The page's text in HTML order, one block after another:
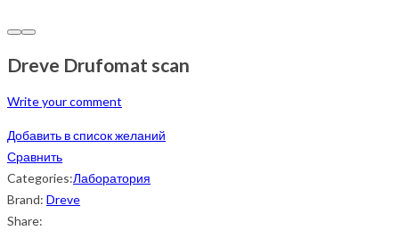
Dreve Drufomat scan
Write your comment
Добавить в список желаний
Сравнить
Categories:Лаборатория
Brand: Dreve
Share: